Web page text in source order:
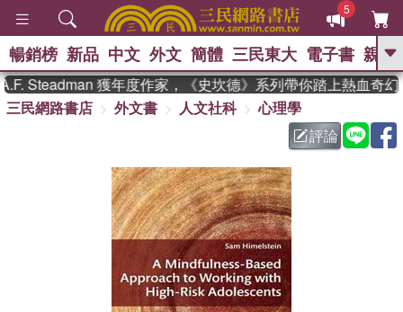
5
GO
熱搜： 東野圭吾 、 高希均教授回憶錄
父親節 、 如果歷
暑期推薦 、 國際布克
獎 臺灣漫遊錄 、 方念華
登輝時代 、 數學女孩：黎曼猜想
偉大的迷走神經
暢銷榜 新品 中文 外文 簡體 三民東大 電子書 親子
Steadman 獲年度作家，《史坎德》系列帶你踏上熱血奇幻旅
三民網路書店
外文書 人文社科
心理學
評論